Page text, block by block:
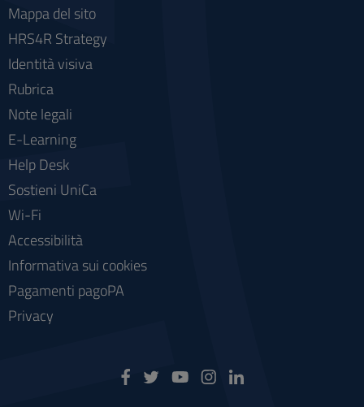
Mappa del sito
HRS4R Strategy
Identità visiva
Rubrica
Note legali
E-Learning
Help Desk
Sostieni UniCa
Wi-Fi
Accessibilità
Informativa sui cookies
Pagamenti pagoPA
Privacy